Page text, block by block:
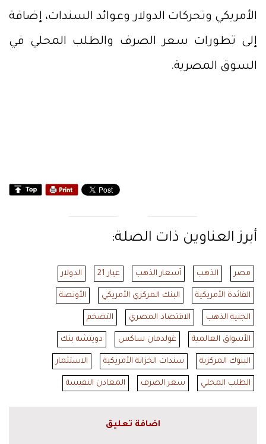
الأمريكي وتحركات الدولار وعوائد السندات، إضافة
إلى تطورات سعر الصرف والطلب المحلي في
السوق المصرية.
أبرز العناوين ذات الصلة:
مصر الذهب أسعار الذهب عيار 21 الدولار
الفائدة الأمريكية البنك المركزي الأمريكي الأونصة
الجنيه الذهب الاقتصاد المصري التضخم
الأسواق العالمية غولدمان ساكس دويتشه بنك
البنوك المركزية سندات الخزانة الأمريكية الاستثمار
الطلب المحلي سعر الصرف المعادن النفيسة
اضافة تعليق